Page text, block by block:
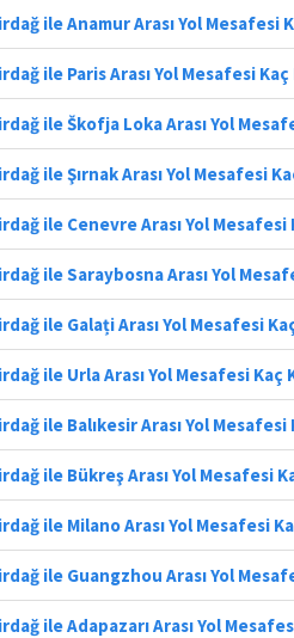
ile Anamur Arası Yol Mesafesi
ile Paris Arası Yol Mesafesi
ile Škofja Loka Arası Yol
ile Şırnak Arası Yol Mesafesi
ile Cenevre Arası Yol
ile Saraybosna Arası Yol
ile Galați Arası Yol Mesafesi
ile Urla Arası Yol Mesafesi
ile Balıkesir Arası Yol
ile Bükreş Arası Yol Mesafesi
ile Milano Arası Yol Mesafesi
ile Guangzhou Arası Yol
ile Adapazarı Arası Yol